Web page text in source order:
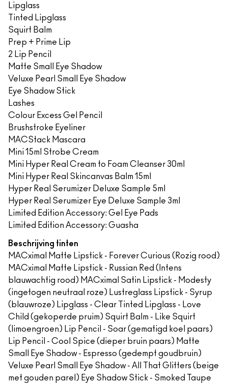
Lipglass
Tinted Lipglass
Squirt Balm
Prep + Prime Lip
2 Lip Pencil
Matte Small Eye Shadow
Veluxe Pearl Small Eye Shadow
Eye Shadow Stick
Lashes
Colour Excess Gel Pencil
Brushstroke Eyeliner
MACStack Mascara
Mini 15ml Strobe Cream
Mini Hyper Real Cream to Foam Cleanser 30ml
Mini Hyper Real Skincanvas Balm 15ml
Hyper Real Serumizer Deluxe Sample 5ml
Hyper Real Serumizer Eye Deluxe Sample 3ml
Limited Edition Accessory: Gel Eye Pads
Limited Edition Accessory: Guasha
Beschrijving tinten
MACximal Matte Lipstick - Forever Curious (Rozig rood)
MACximal Matte Lipstick - Russian Red (Intens
blauwachtig rood) MACximal Satin Lipstick - Modesty
(ingetogen neutraal roze) Lustreglass Lipstick - Syrup
(blauwroze) Lipglass - Clear Tinted Lipglass - Love
Child (gekoperde pruim) Squirt Balm - Like Squirt
(limoengroen) Lip Pencil - Soar (gematigd koel paars)
Lip Pencil - Cool Spice (dieper bruin paars) Matte
Small Eye Shadow - Espresso (gedempt goudbruin)
Veluxe Pearl Small Eye Shadow - All That Glitters (beige
met gouden parel) Eye Shadow Stick - Smoked Taupe